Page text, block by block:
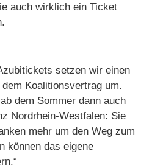
auch wirklich ein Ticket
setzen wir einen
Koalitionsvertrag um.
dem Sommer dann auch
Nordrhein-Westfalen: Sie
mehr um den Weg zum
können das eigene